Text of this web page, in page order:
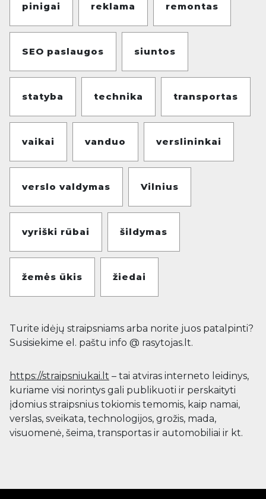
pinigai reklama remontas
SEO paslaugos siuntos
statyba technika transportas
vaikai vanduo verslininkai
verslo valdymas Vilnius
vyriški rūbai šildymas
žemės ūkis žiedai
Turite idėjų straipsniams arba norite juos patalpinti?
Susisiekime el. paštu info @ rasytojas.lt.
https://straipsniukai.lt – tai atviras interneto leidinys,
kuriame visi norintys gali publikuoti ir perskaityti
įdomius straipsnius tokiomis temomis, kaip namai,
verslas, sveikata, technologijos, grožis, mada,
visuomenė, šeima, transportas ir automobiliai ir kt.